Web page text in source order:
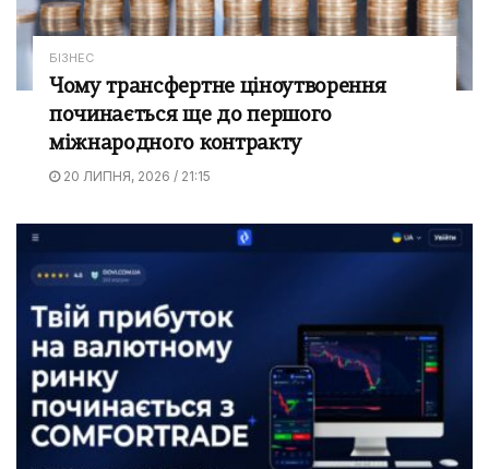
БІЗНЕС
Чому трансфертне ціноутворення
починається ще до першого
міжнародного контракту
20 ЛИПНЯ, 2026 / 21:15